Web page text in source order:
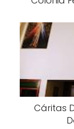
Cáritas